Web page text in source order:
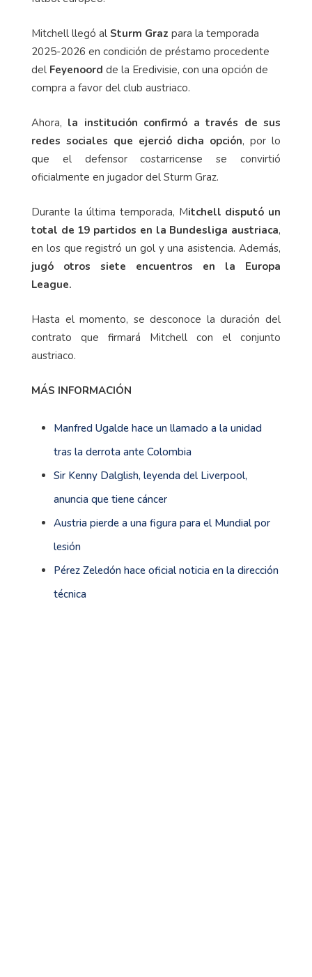
Mitchell llegó al Sturm Graz para la temporada
2025-2026 en condición de préstamo procedente
del Feyenoord de la Eredivisie, con una opción de
compra a favor del club austriaco.
Ahora, la institución confirmó a través de sus
redes sociales que ejerció dicha opción, por lo
que el defensor costarricense se convirtió
oficialmente en jugador del Sturm Graz.
Durante la última temporada, Mitchell disputó un
total de 19 partidos en la Bundesliga austriaca,
en los que registró un gol y una asistencia. Además,
jugó otros siete encuentros en la Europa
League.
Hasta el momento, se desconoce la duración del
contrato que firmará Mitchell con el conjunto
austriaco.
MÁS INFORMACIÓN
Manfred Ugalde hace un llamado a la unidad
tras la derrota ante Colombia
Sir Kenny Dalglish, leyenda del Liverpool,
anuncia que tiene cáncer
Austria pierde a una figura para el Mundial por
lesión
Pérez Zeledón hace oficial noticia en la dirección
técnica